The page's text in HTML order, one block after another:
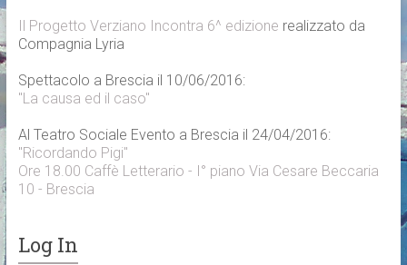
Il Progetto Verziano Incontra 6^ edizione realizzato da
Compagnia Lyria
Spettacolo a Brescia il 10/06/2016:
"La causa ed il caso"
Al Teatro Sociale Evento a Brescia il 24/04/2016:
"Ricordando Pigi"
Ore 18.00 Caffè Letterario - I° piano Via Cesare Beccaria
10 - Brescia
Log In